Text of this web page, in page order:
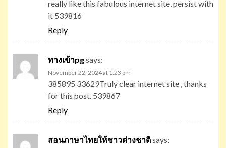
really like this fabulous internet site, persist with
it 539816
Reply
ทางเข้าpgsays:
November 22, 2024 at 1:23 pm
385895 33629Truly clear internet site , thanks
for this post. 539867
Reply
สอนภาษาไทยให้ชาวต่างชาติsays: